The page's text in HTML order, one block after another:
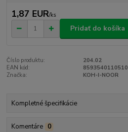
1,87 EUR/ks
Pridať do košíka
Číslo produktu:
204.02
EAN kód:
8593540110510
Značka:
KOH-I-NOOR
Kompletné špecifikácie
Komentáre 0